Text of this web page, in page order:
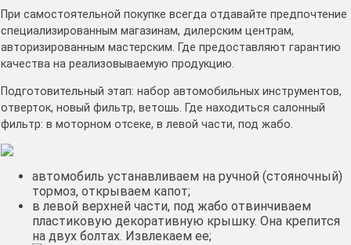
При самостоятельной покупке всегда отдавайте предпочтение
специализированным магазинам, дилерским центрам,
авторизированным мастерским. Где предоставляют гарантию
качества на реализовываемую продукцию.
Подготовительный этап: набор автомобильных инструментов,
отверток, новый фильтр, ветошь. Где находиться салонный
фильтр: в моторном отсеке, в левой части, под жабо.
автомобиль устанавливаем на ручной (стояночный)
тормоз, открываем капот;
в левой верхней части, под жабо отвинчиваем
пластиковую декоративную крышку. Она крепится
на двух болтах. Извлекаем ее;